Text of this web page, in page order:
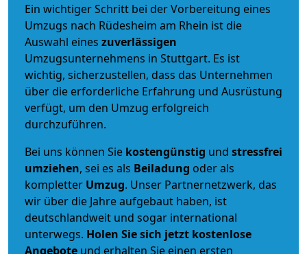
Ein wichtiger Schritt bei der Vorbereitung eines
Umzugs nach Rüdesheim am Rhein ist die
Auswahl eines zuverlässigen
Umzugsunternehmens in Stuttgart. Es ist
wichtig, sicherzustellen, dass das Unternehmen
über die erforderliche Erfahrung und Ausrüstung
verfügt, um den Umzug erfolgreich
durchzuführen.
Bei uns können Sie kostengünstig und stressfrei
umziehen, sei es als Beiladung oder als
kompletter Umzug. Unser Partnernetzwerk, das
wir über die Jahre aufgebaut haben, ist
deutschlandweit und sogar international
unterwegs. Holen Sie sich jetzt kostenlose
Angebote und erhalten Sie einen ersten